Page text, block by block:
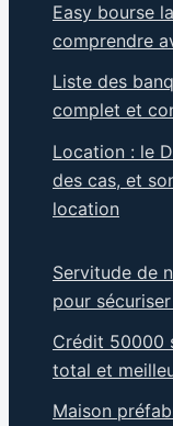
Easy bourse
comprendre
Liste des
complet et
Location : le
des cas, et
location
Servitude de
pour
Crédit 50000
total et
Maison